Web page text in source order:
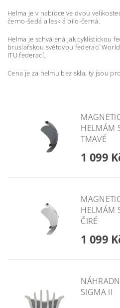
Helma je v nabídce ve dvou
černo-šedá a lesklá bílo-černá.
Helma je schválená jak cyklistickou
bruslařskou světovou federací
ITU federací.
Cena je za helmu bez skla, ty jsou
HELMÁM
TMAVÉ
1 099
HELMÁM
ČIRÉ
1 099
SIGMA II